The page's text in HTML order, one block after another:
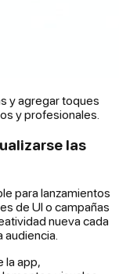
y agregar toques
y profesionales.
las
para lanzamientos
de UI o campañas
nueva cada
la app,